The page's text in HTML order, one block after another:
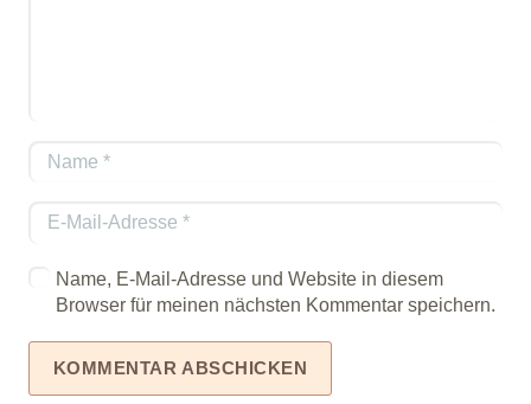
Name, E-Mail-Adresse und Website in diesem
Browser für meinen nächsten Kommentar speichern.
KOMMENTAR ABSCHICKEN